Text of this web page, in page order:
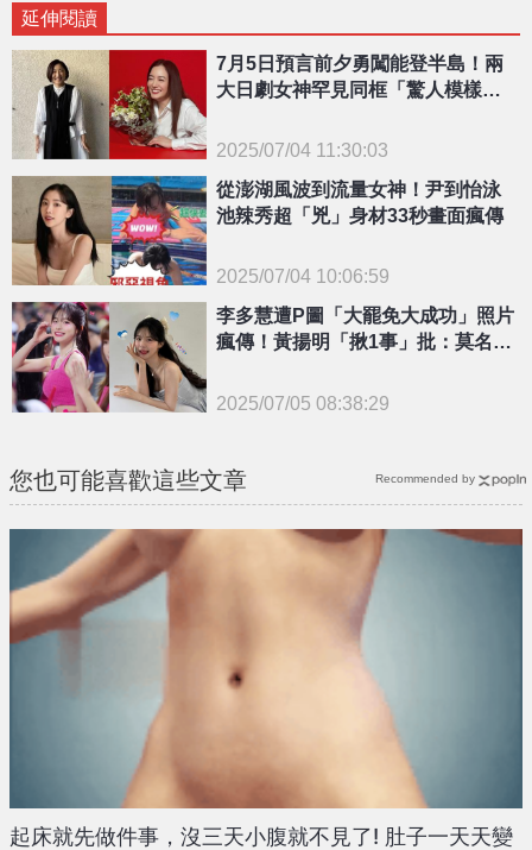
延伸閱讀
{PLAYICON}
7月5日預言前夕勇闖能登半島！兩
大日劇女神罕見同框「驚人模樣」
2025/07/04 11:30:03
{PLAYICON}
從澎湖風波到流量女神！尹到怡泳
池辣秀超「兇」身材33秒畫面瘋傳
2025/07/04 10:06:59
李多慧遭P圖「大罷免大成功」照片
瘋傳！黃揚明「揪1事」批：莫名其
2025/07/05 08:38:29
您也可能喜歡這些文章
起床就先做件事，沒三天小腹就不見了! 肚子一天天變
Recommended by